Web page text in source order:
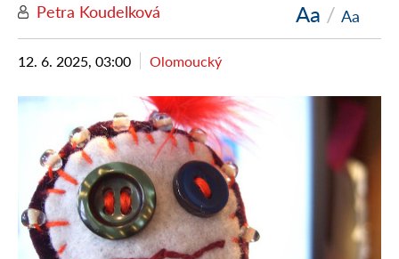
Petra Koudelková Aa / Aa
12. 6. 2025, 03:00 Olomoucký